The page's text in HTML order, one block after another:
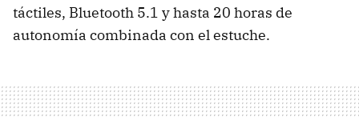
táctiles, Bluetooth 5.1 y hasta 20 horas de
autonomía combinada con el estuche.